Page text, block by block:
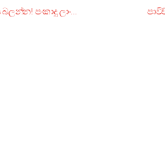
ඇඟට හයිය එන්න.. ගෙදරදිම හදාගෙන රස බලන්න! පංකාදු ලාංකීය කෑම වර්ග 5ක්